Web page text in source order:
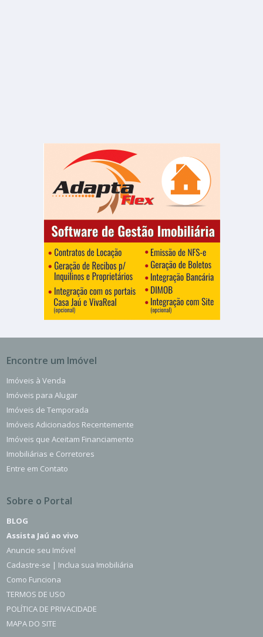
Encontre um Imóvel
Imóveis à Venda
Imóveis para Alugar
Imóveis de Temporada
Imóveis Adicionados Recentemente
Imóveis que Aceitam Financiamento
Imobiliárias e Corretores
Entre em Contato
Sobre o Portal
BLOG
Assista Jaú ao vivo
Anuncie seu Imóvel
Cadastre-se | Inclua sua Imobiliária
Como Funciona
TERMOS DE USO
POLÍTICA DE PRIVACIDADE
MAPA DO SITE